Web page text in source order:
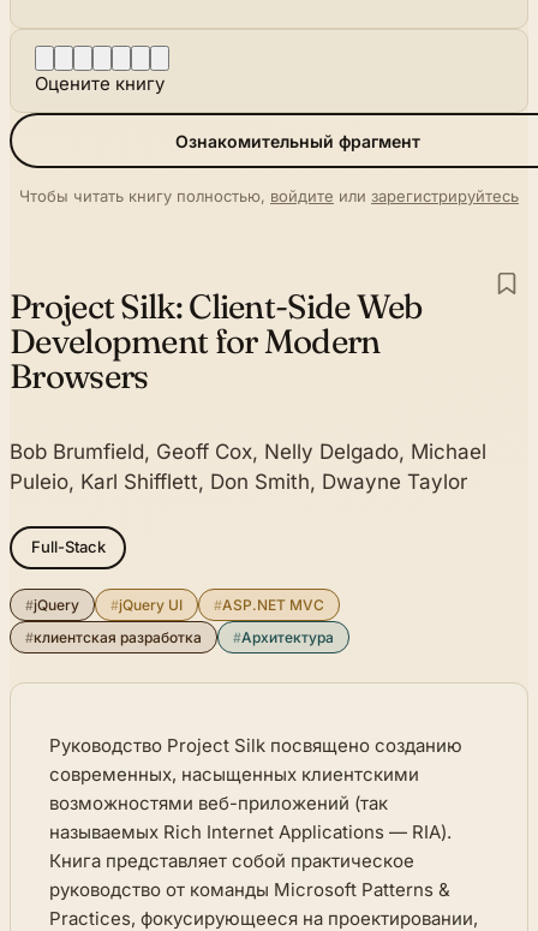
Оцените книгу
Ознакомительный фрагмент
Чтобы читать книгу полностью, войдите или зарегистрируйтесь
Project Silk:Client-Side Web
Development for Modern
Browsers
Bob Brumfield, Geoff Cox, Nelly Delgado, Michael
Puleio, Karl Shifflett, Don Smith, Dwayne Taylor
Full-Stack
#jQuery #jQuery UI #ASP.NET MVC
#клиентская разработка #Архитектура
Руководство Project Silk посвящено созданию
современных, насыщенных клиентскими
возможностями веб-приложений (так
называемых Rich Internet Applications — RIA).
Книга представляет собой практическое
руководство от команды Microsoft Patterns &
Practices, фокусирующееся на проектировании,